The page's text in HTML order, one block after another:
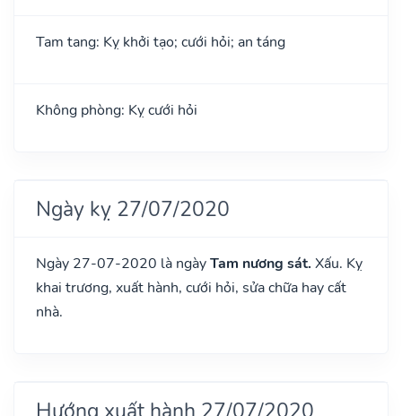
Tam tang: Kỵ khởi tạo; cưới hỏi; an táng
Không phòng: Kỵ cưới hỏi
Ngày kỵ 27/07/2020
Ngày 27-07-2020 là ngàyTam nương sát. Xấu. Kỵ
khai trương, xuất hành, cưới hỏi, sửa chữa hay cất
nhà.